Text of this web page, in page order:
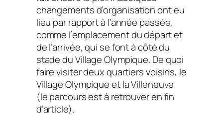
changements d’organisation ont eu
lieu par rapport à l’année passée,
comme l’emplacement du départ et
de l’arrivée, qui se font à côté du
stade du Village Olympique. De quoi
faire visiter deux quartiers voisins, le
Village Olympique et la Villeneuve
(le parcours est à retrouver en fin
d’article).